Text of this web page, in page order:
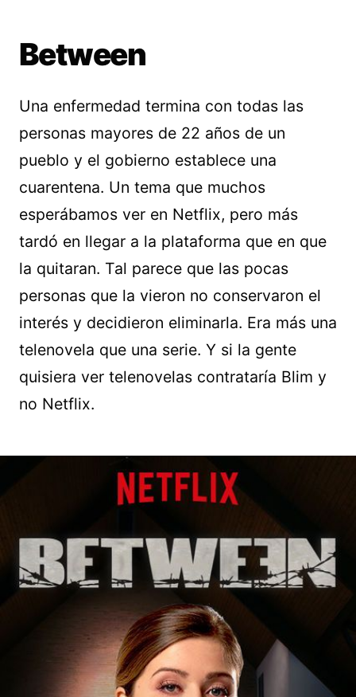
Between
Una enfermedad termina con todas las
personas mayores de 22 años de un
pueblo y el gobierno establece una
cuarentena. Un tema que muchos
esperábamos ver en Netflix, pero más
tardó en llegar a la plataforma que en que
la quitaran. Tal parece que las pocas
personas que la vieron no conservaron el
interés y decidieron eliminarla. Era más una
telenovela que una serie. Y si la gente
quisiera ver telenovelas contrataría Blim y
no Netflix.